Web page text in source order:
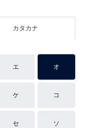
カタカナ
エ オ
ケ コ
セ ソ